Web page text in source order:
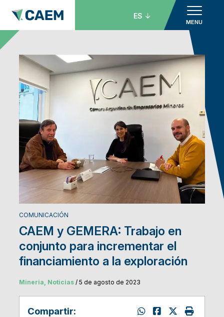
MENU
ES
COMUNICACIÓN
CAEM y GEMERA: Trabajo en
conjunto para incrementar el
financiamiento a la exploración
Mineria, Noticias/ 5 de agosto de 2023
Compartir: